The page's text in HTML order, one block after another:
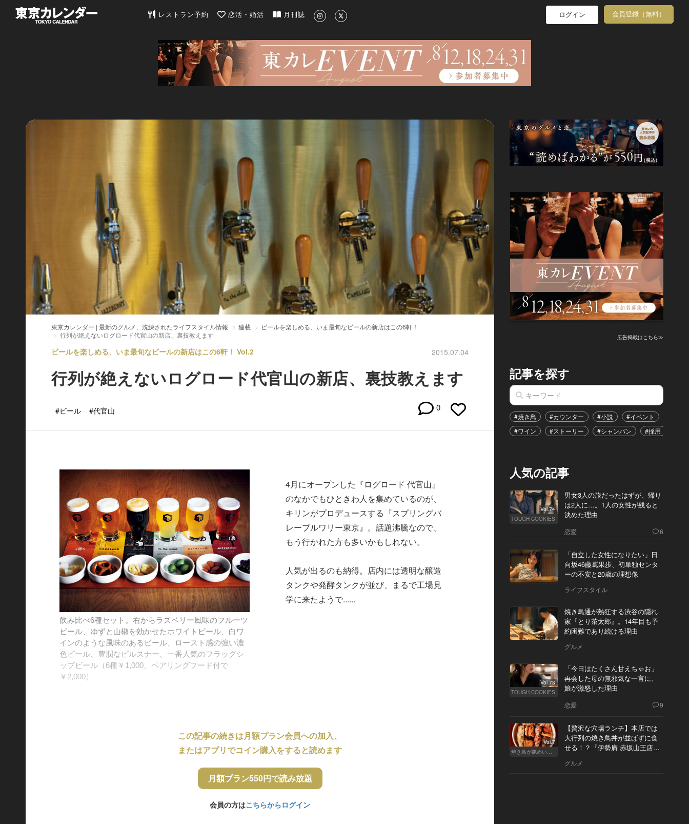
東京カレンダー | 最新のグルメ、洗練されたライフスタイル情報
レストラン予約 恋活・婚活 月刊誌 ログイン 会員登録（無料）
東京カレンダー | 最新のグルメ、洗練されたライフスタイル情報 連載
ビールを楽しめる、いま最旬なビールの新店はこの6軒！
行列が絶えないログロード代官山の新店、裏技教えます
ビールを楽しめる、いま最旬なビールの新店はこの6軒！ Vol.2 2015.07.04
行列が絶えないログロード代官山の新店、裏技教えます
#ビール #代官山 0
飲み比べ6種セット。右からラズベリー風味のフルーツ
ビール、ゆずと山椒を効かせたホワイトビール、白ワ
インのような風味のあるビール、ロースト感の強い濃
色ビール、豊潤なピルスナー、一番人気のフラッグシ
ップビール（6種￥1,000、ペアリングフード付で
￥2,000）
4月にオープンした『ログロード 代官山』
のなかでもひときわ人を集めているのが、
キリンがプロデュースする『スプリングバ
レーブルワリー東京』。話題沸騰なので、
もう行かれた方も多いかもしれない。
人気が出るのも納得。店内には透明な醸造
タンクや発酵タンクが並び、まるで工場見
学に来たようで......
この記事の続きは月額プラン会員への加入、
またはアプリでコイン購入をすると読めます
月額プラン550円で読み放題
会員の方はこちらからログイン
広告掲載はこちら≫
記事を探す
#焼き鳥 #カウンター #小説 #イベント
#ワイン
#ストーリー #シャンパン #採用
人気の記事
Vol.74
TOUGH COOKIES
男女3人の旅だったはずが、帰り
は2人に…。1人の女性が残ると
決めた理由
恋愛 6
「自立した女性になりたい」日
向坂46藤嶌果歩、初単独センタ
ーの不安と20歳の理想像
ライフスタイル
焼き鳥通が熱狂する渋谷の隠れ
家『とり茶太郎』。14年目も予
約困難であり続ける理由
グルメ
Vol.73
TOUGH COOKIES
「今日はたくさん甘えちゃお」
再会した母の無邪気な一言に、
娘が激怒した理由
恋愛 9
Vol.7
焼き鳥が艶めいてきた
【贅沢な穴場ランチ】本店では
大行列の焼き鳥丼が並ばずに食
せる！？『伊勢廣 赤坂山王店』
グルメ